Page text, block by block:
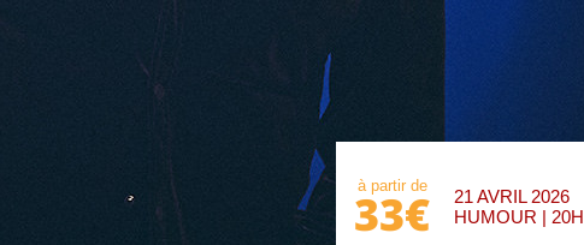
à partir de
33€
21 AVRIL 2026
HUMOUR | 20H